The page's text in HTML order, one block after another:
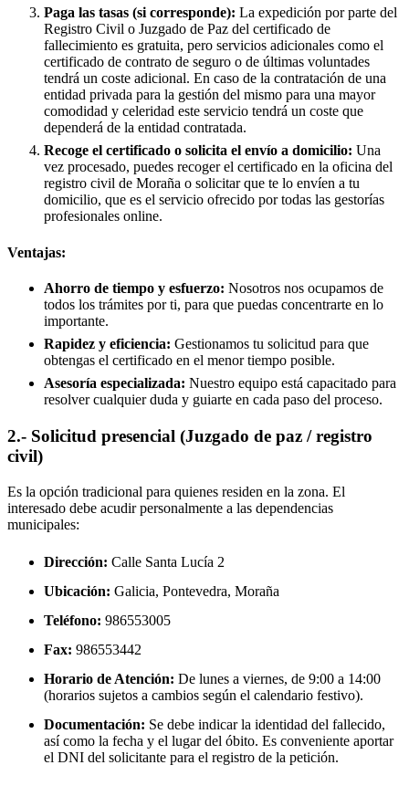
Paga las tasas (si corresponde): La expedición por parte del
Registro Civil o Juzgado de Paz del certificado de
fallecimiento es gratuita, pero servicios adicionales como el
certificado de contrato de seguro o de últimas voluntades
tendrá un coste adicional. En caso de la contratación de una
entidad privada para la gestión del mismo para una mayor
comodidad y celeridad este servicio tendrá un coste que
dependerá de la entidad contratada.
Recoge el certificado o solicita el envío a domicilio: Una
vez procesado, puedes recoger el certificado en la oficina del
registro civil de Moraña o solicitar que te lo envíen a tu
domicilio, que es el servicio ofrecido por todas las gestorías
profesionales online.
Ventajas:
Ahorro de tiempo y esfuerzo: Nosotros nos ocupamos de
todos los trámites por ti, para que puedas concentrarte en lo
importante.
Rapidez y eficiencia: Gestionamos tu solicitud para que
obtengas el certificado en el menor tiempo posible.
Asesoría especializada: Nuestro equipo está capacitado para
resolver cualquier duda y guiarte en cada paso del proceso.
2.- Solicitud presencial (Juzgado de paz / registro
civil)
Es la opción tradicional para quienes residen en la zona. El
interesado debe acudir personalmente a las dependencias
municipales:
Dirección: Calle Santa Lucía 2
Ubicación: Galicia, Pontevedra, Moraña
Teléfono: 986553005
Fax: 986553442
Horario de Atención: De lunes a viernes, de 9:00 a 14:00
(horarios sujetos a cambios según el calendario festivo).
Documentación: Se debe indicar la identidad del fallecido,
así como la fecha y el lugar del óbito. Es conveniente aportar
el DNI del solicitante para el registro de la petición.